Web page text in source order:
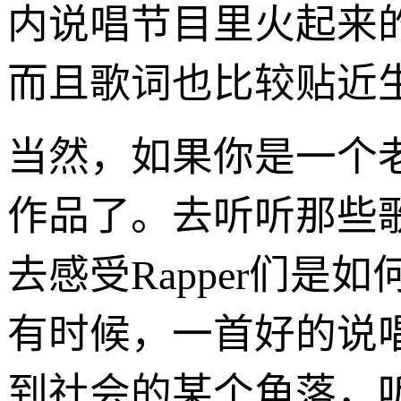
内说唱节目里火起来
而且歌词也比较贴近
当然，如果你是一个
作品了。去听听那些
去感受Rapper们是
有时候，一首好的说